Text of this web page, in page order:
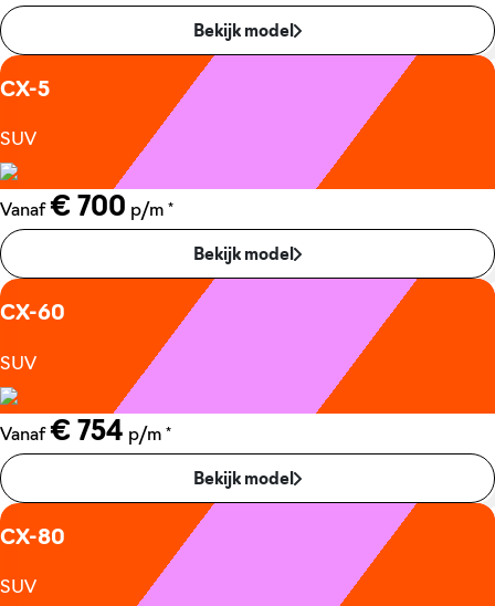
Bekijk model
CX-5
SUV
Vanaf € 700 p/m *
Bekijk model
CX-60
SUV
Vanaf € 754 p/m *
Bekijk model
CX-80
SUV